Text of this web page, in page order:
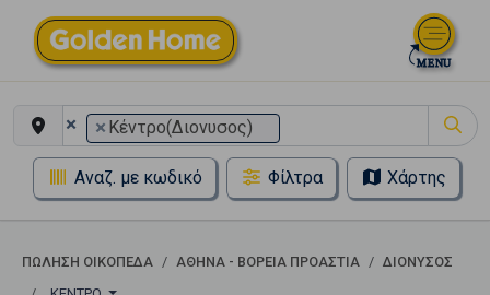
× × Κέντρο(Διονυσος)
Αναζ. με κωδικό Φίλτρα Χάρτης
ΠΏΛΗΣΗ ΟΙΚΌΠΕΔΑ ΑΘΉΝΑ - ΒΌΡΕΙΑ ΠΡΟΆΣΤΙΑ
ΔΙΌΝΥΣΟΣ